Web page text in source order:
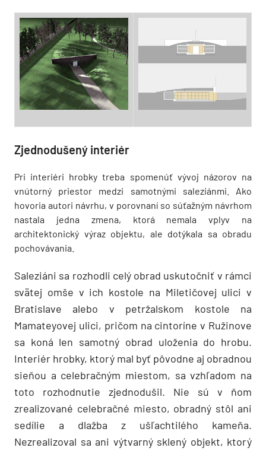
Zjednodušený interiér
Pri interiéri hrobky treba spomenúť vývoj názorov na
vnútorný priestor medzi samotnými saleziánmi. Ako
hovoria autori návrhu, v porovnaní so súťažným návrhom
nastala jedna zmena, ktorá nemala vplyv na
architektonický výraz objektu, ale dotýkala sa obradu
pochovávania.
Saleziáni sa rozhodli celý obrad uskutočniť v rámci
svätej omše v ich kostole na Miletičovej ulici v
Bratislave alebo v petržalskom kostole na
Mamateyovej ulici, pričom na cintoríne v Ružinove
sa koná len samotný obrad uloženia do hrobu.
Interiér hrobky, ktorý mal byť pôvodne aj obradnou
sieňou a celebračným miestom, sa vzhľadom na
toto rozhodnutie zjednodušil. Nie sú v ňom
zrealizované celebračné miesto, obradný stôl ani
sedílie a dlažba z ušľachtilého kameňa.
Nezrealizoval sa ani výtvarný sklený objekt, ktorý